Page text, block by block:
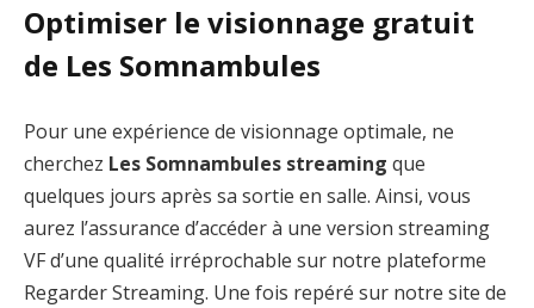
Optimiser le visionnage gratuit
de Les Somnambules
Pour une expérience de visionnage optimale, ne
cherchez Les Somnambules streaming que
quelques jours après sa sortie en salle. Ainsi, vous
aurez l’assurance d’accéder à une version streaming
VF d’une qualité irréprochable sur notre plateforme
Regarder Streaming. Une fois repéré sur notre site de